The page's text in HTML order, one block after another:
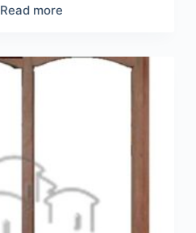
Read more